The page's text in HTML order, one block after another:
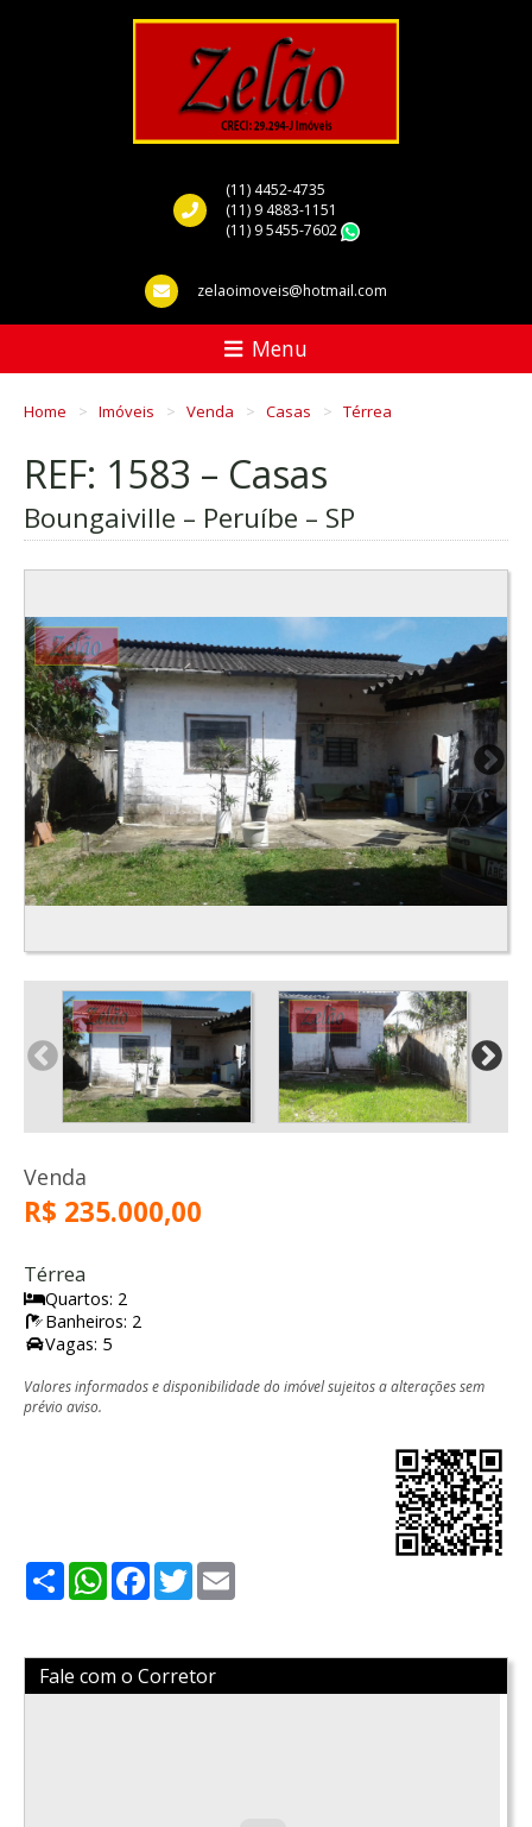
(11) 4452-4735
(11) 9 4883-1151
(11) 9 5455-7602
zelaoimoveis@hotmail.com
Menu
Home Imóveis Venda Casas Térrea
REF: 1583 – Casas
Boungaiville – Peruíbe – SP
Venda
R$ 235.000,00
Térrea
Quartos: 2
Banheiros: 2
Vagas: 5
Valores informados e disponibilidade do imóvel sujeitos a alterações sem
prévio aviso.
ShareWhatsApp
Facebook
Twitter
Fale com o Corretor